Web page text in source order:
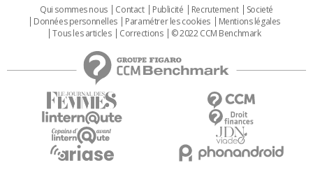
Qui sommes nous Contact Publicité Recrutement
Societé
Données personnelles
Paramétrer les cookies
Mentions légales
Tous les articles
Corrections © 2022 CCM Benchmark